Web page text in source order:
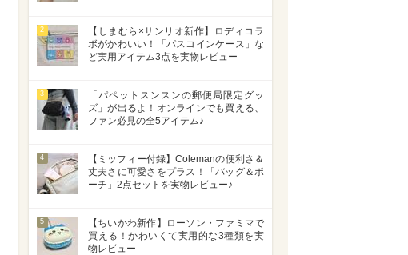
2
【しまむら×サンリオ新作】ロディコラ
ボがかわいい！「パスコインケース」な
ど実用アイテム3点を実物レビュー
3
「パペットスンスンの郵便局限定グッ
ズ」が出るよ！オンラインでも買える、
ファン必見の全5アイテム♪
4
【ミッフィー付録】Colemanの便利さ＆
丈夫さに可愛さをプラス！「バッグ＆ポ
ーチ」2点セットを実物レビュー♪
5
【ちいかわ新作】ローソン・ファミマで
買える！かわいくて実用的な3種類を実
物レビュー